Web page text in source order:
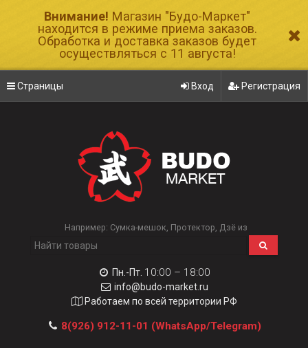
Внимание! Магазин "Будо-Маркет"
находится в режиме приема заказов.
Обработка и доставка заказов будет
осуществляться с 11 августа!
Страницы Вход Регистрация
Например: Сумка-мешок Протектор Дзё из
Пн.-Пт. 10:00 – 18:00
info@budo-market.ru
Работаем по всей территории РФ
8(926) 912-11-01 (WhatsApp/Telegram)